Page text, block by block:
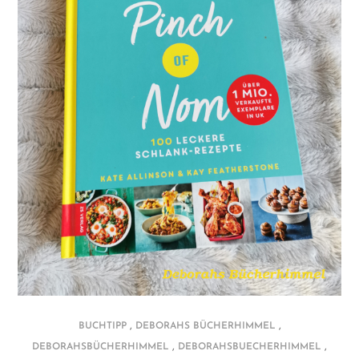
BUCHTIPP, DEBORAHS BÜCHERHIMMEL ,
DEBORAHSBÜCHERHIMMEL , DEBORAHSBUECHERHIMMEL ,